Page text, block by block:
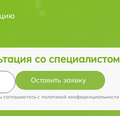
со специалистом
Оставить заявку
соглашаетесь c политикой конфиденциальности